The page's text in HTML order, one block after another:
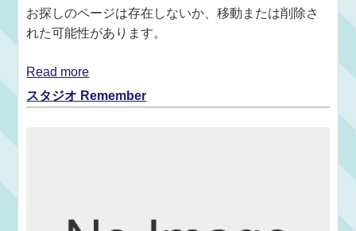
お探しのページは存在しないか、移動または削除さ
れた可能性があります。
Read more
スタジオ Remember